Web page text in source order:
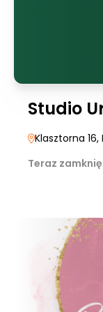
Studio
Klasztorna 16,
Teraz